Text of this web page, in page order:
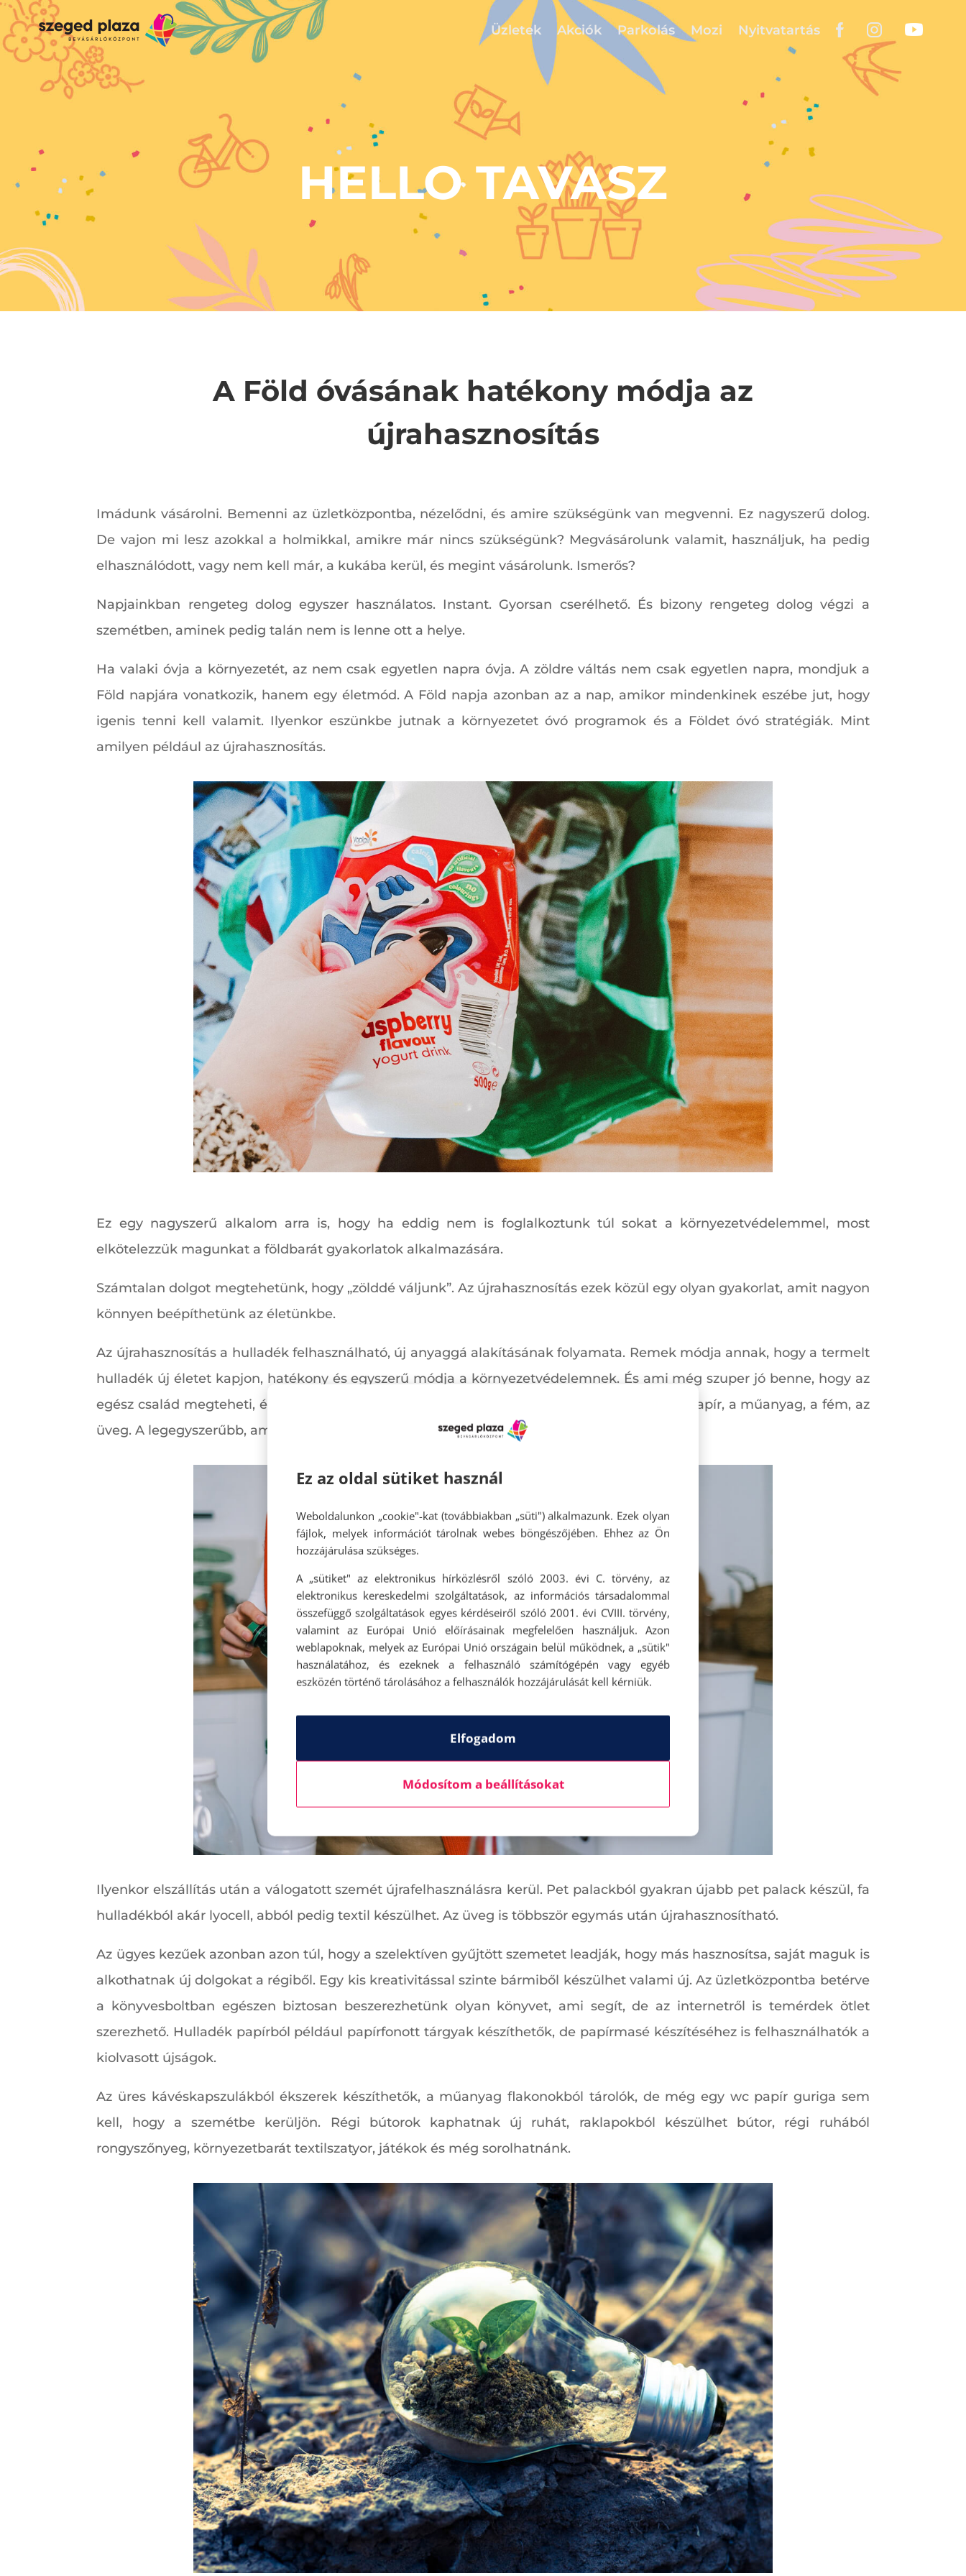
Üzletek Akciók Parkolás Mozi Nyitvatartás
HELLO TAVASZ
A Föld óvásának hatékony módja az
újrahasznosítás
Imádunk vásárolni. Bemenni az üzletközpontba, nézelődni, és amire szükségünk van megvenni. Ez nagyszerű dolog.
De vajon mi lesz azokkal a holmikkal, amikre már nincs szükségünk? Megvásárolunk valamit, használjuk, ha pedig
elhasználódott, vagy nem kell már, a kukába kerül, és megint vásárolunk. Ismerős?
Napjainkban rengeteg dolog egyszer használatos. Instant. Gyorsan cserélhető. És bizony rengeteg dolog végzi a
szemétben, aminek pedig talán nem is lenne ott a helye.
Ha valaki óvja a környezetét, az nem csak egyetlen napra óvja. A zöldre váltás nem csak egyetlen napra, mondjuk a
Föld napjára vonatkozik, hanem egy életmód. A Föld napja azonban az a nap, amikor mindenkinek eszébe jut, hogy
igenis tenni kell valamit. Ilyenkor eszünkbe jutnak a környezetet óvó programok és a Földet óvó stratégiák. Mint
amilyen például az újrahasznosítás.
Ez egy nagyszerű alkalom arra is, hogy ha eddig nem is foglalkoztunk túl sokat a környezetvédelemmel, most
elkötelezzük magunkat a földbarát gyakorlatok alkalmazására.
Számtalan dolgot megtehetünk, hogy „zölddé váljunk”. Az újrahasznosítás ezek közül egy olyan gyakorlat, amit nagyon
könnyen beépíthetünk az életünkbe.
Az újrahasznosítás a hulladék felhasználható, új anyaggá alakításának folyamata. Remek módja annak, hogy a termelt
hulladék új életet kapjon, hatékony és egyszerű módja a környezetvédelemnek. És ami még szuper jó benne, hogy az
egész család megteheti, és már a legkisebbek is bevonhatók. Újrahasznosítható például a papír, a műanyag, a fém, az
üveg. A legegyszerűbb, amit megtehetünk otthon, hogy szelektíven gyűjtjük a szemetet.
Ilyenkor elszállítás után a válogatott szemét újrafelhasználásra kerül. Pet palackból gyakran újabb pet palack készül, fa
hulladékból akár lyocell, abból pedig textil készülhet. Az üveg is többször egymás után újrahasznosítható.
Az ügyes kezűek azonban azon túl, hogy a szelektíven gyűjtött szemetet leadják, hogy más hasznosítsa, saját maguk is
alkothatnak új dolgokat a régiből. Egy kis kreativitással szinte bármiből készülhet valami új. Az üzletközpontba betérve
a könyvesboltban egészen biztosan beszerezhetünk olyan könyvet, ami segít, de az internetről is temérdek ötlet
szerezhető. Hulladék papírból például papírfonott tárgyak készíthetők, de papírmasé készítéséhez is felhasználhatók a
kiolvasott újságok.
Az üres kávéskapszulákból ékszerek készíthetők, a műanyag flakonokból tárolók, de még egy wc papír guriga sem
kell, hogy a szemétbe kerüljön. Régi bútorok kaphatnak új ruhát, raklapokból készülhet bútor, régi ruhából
rongyszőnyeg, környezetbarát textilszatyor, játékok és még sorolhatnánk.
Ez az oldal sütiket használ
Weboldalunkon „cookie"-kat (továbbiakban „süti") alkalmazunk. Ezek olyan
fájlok, melyek információt tárolnak webes böngészőjében. Ehhez az Ön
hozzájárulása szükséges.
A „sütiket" az elektronikus hírközlésről szóló 2003. évi C. törvény, az
elektronikus kereskedelmi szolgáltatások, az információs társadalommal
összefüggő szolgáltatások egyes kérdéseiről szóló 2001. évi CVIII. törvény,
valamint az Európai Unió előírásainak megfelelően használjuk. Azon
weblapoknak, melyek az Európai Unió országain belül működnek, a „sütik"
használatához, és ezeknek a felhasználó számítógépén vagy egyéb
eszközén történő tárolásához a felhasználók hozzájárulását kell kérniük.
Elfogadom
Módosítom a beállításokat